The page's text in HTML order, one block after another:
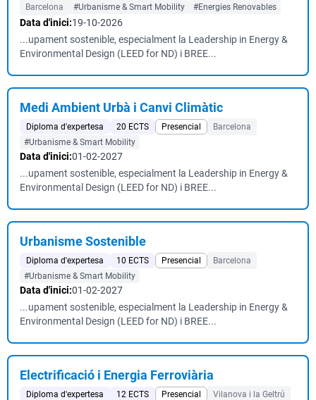
Barcelona
#Urbanisme & Smart Mobility #Energies Renovables
Data d'inici:19-10-2026
...upament sostenible, especialment la Leadership in Energy &
Environmental Design (LEED for ND) i BREE...
Medi Ambient Urbà i Canvi Climàtic
Diploma d'expertesa 20 ECTS Presencial
Barcelona
#Urbanisme & Smart Mobility
Data d'inici:01-02-2027
...upament sostenible, especialment la Leadership in Energy &
Environmental Design (LEED for ND) i BREE...
Urbanisme Sostenible
Diploma d'expertesa 10 ECTS Presencial
Barcelona
#Urbanisme & Smart Mobility
Data d'inici:01-02-2027
...upament sostenible, especialment la Leadership in Energy &
Environmental Design (LEED for ND) i BREE...
Electrificació i Energia Ferroviària
Diploma d'expertesa 12 ECTS Presencial
Vilanova i la Geltrú